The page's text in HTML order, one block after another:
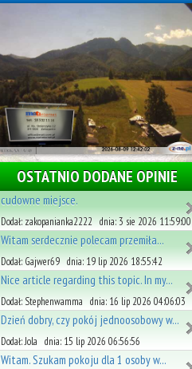
OSTATNIO DODANE OPINIE
cudowne miejsce.
Dodał: zakopanianka2222 dnia: 3 sie 2026 11:59:00
Witam serdecznie polecam przemiła...
Dodał: Gajwer69 dnia: 19 lip 2026 18:55:42
Nice article regarding this topic. In my...
Dodał: Stephenwamma dnia: 16 lip 2026 04:06:03
Dzień dobry, czy pokój jednoosobowy w...
Dodał: Jola dnia: 15 lip 2026 06:56:56
Witam. Szukam pokoju dla 1 osoby w...